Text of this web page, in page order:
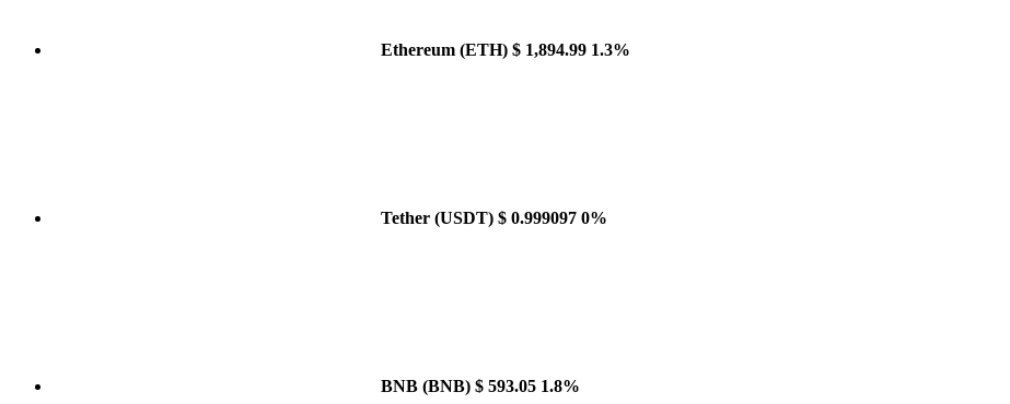
Ethereum (ETH) $ 1,894.99 1.3%
Tether (USDT) $ 0.999097 0%
BNB (BNB) $ 593.05 1.8%